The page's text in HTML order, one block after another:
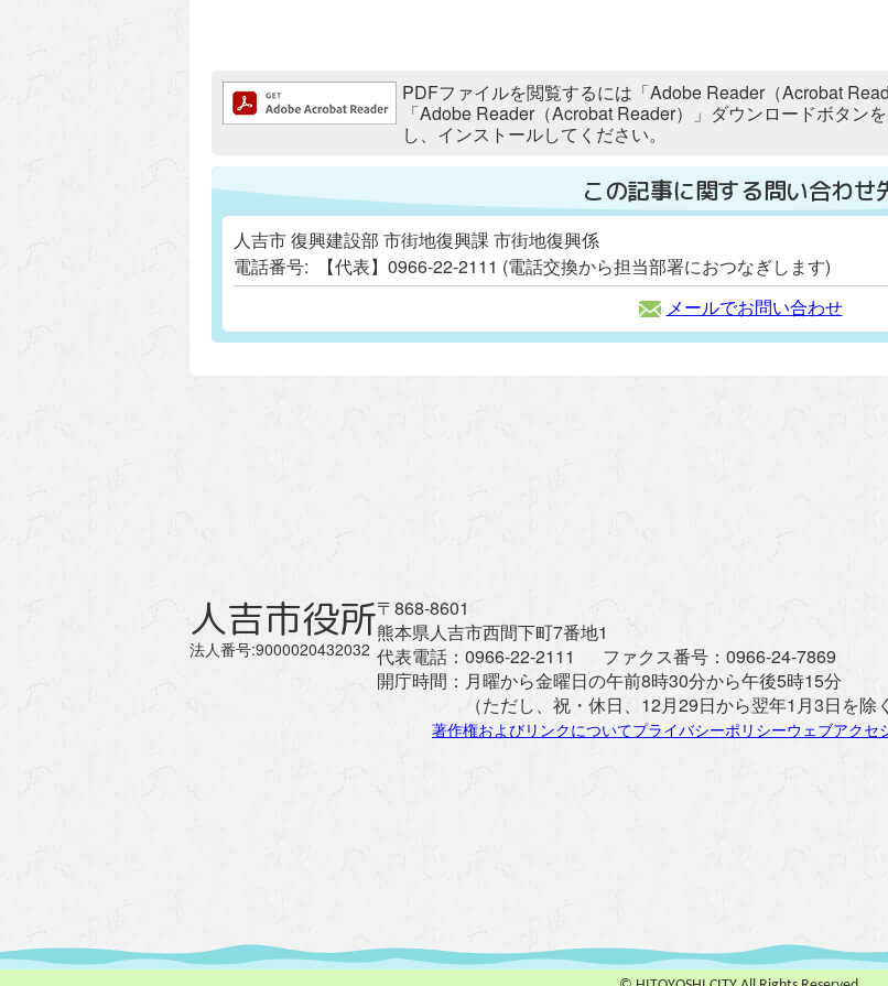
追加情報：PDFファイルPDFファイルを閲覧するには「Adobe Reader（Acrobat
「Adobe Reader（Acrobat Reader）」ダウンロードボタン
し、インストールしてください。
この記事に関する問い合わせ
人吉市 復興建設部 市街地復興課 市街地復興係
電話番号:
【代表】0966-22-2111 (電話交換から担当部署におつなぎします)
メールでお問い合わせ
人吉市役所
法人番号:9000020432032
〒868-8601
熊本県人吉市西間下町7番地1
代表電話： 0966-22-2111 ファクス番号： 0966-24-7869
開庁時間： 月曜から金曜日の午前8時30分から午後5時15分
（ただし、祝・休日、12月29日から翌年1月3日を除
著作権およびリンクについてプライバシーポリシーウェブアクセ